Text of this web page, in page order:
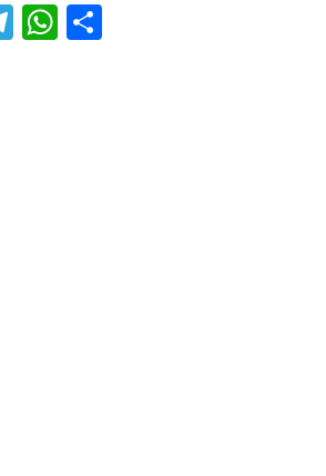
T
W